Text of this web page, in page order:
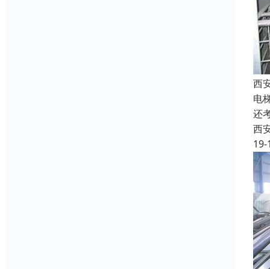
西
电
还
西
19-